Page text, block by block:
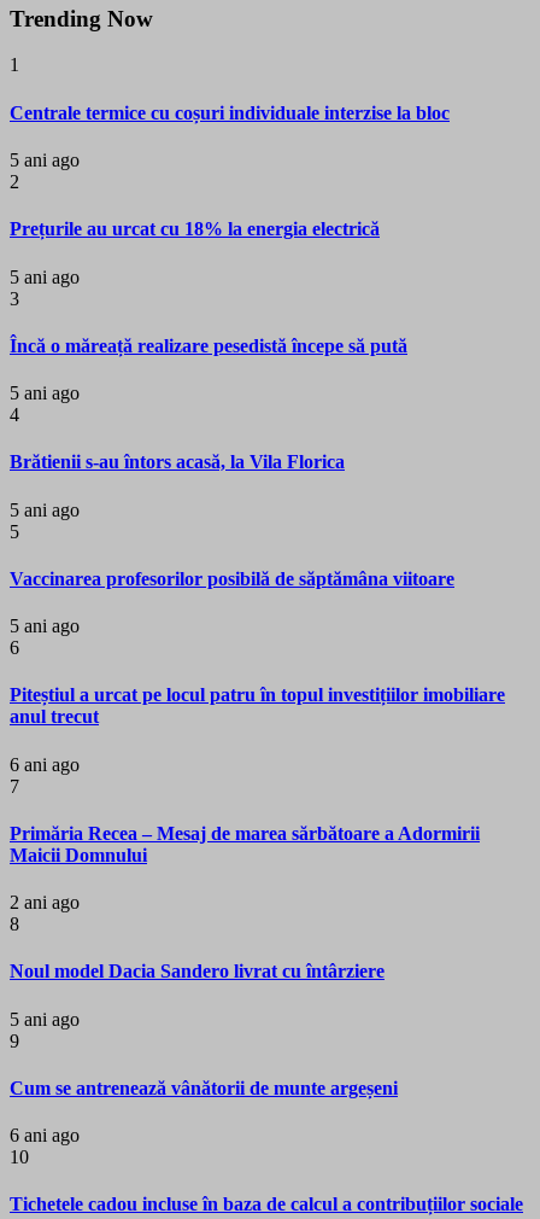
Trending Now
1
Centrale termice cu coșuri individuale interzise la bloc
5 ani ago
2
Prețurile au urcat cu 18% la energia electrică
5 ani ago
3
Încă o măreață realizare pesedistă începe să pută
5 ani ago
4
Brătienii s-au întors acasă, la Vila Florica
5 ani ago
5
Vaccinarea profesorilor posibilă de săptămâna viitoare
5 ani ago
6
Piteștiul a urcat pe locul patru în topul investițiilor imobiliare
anul trecut
6 ani ago
7
Primăria Recea – Mesaj de marea sărbătoare a Adormirii
Maicii Domnului
2 ani ago
8
Noul model Dacia Sandero livrat cu întârziere
5 ani ago
9
Cum se antrenează vânătorii de munte argeșeni
6 ani ago
10
Tichetele cadou incluse în baza de calcul a contribuțiilor sociale